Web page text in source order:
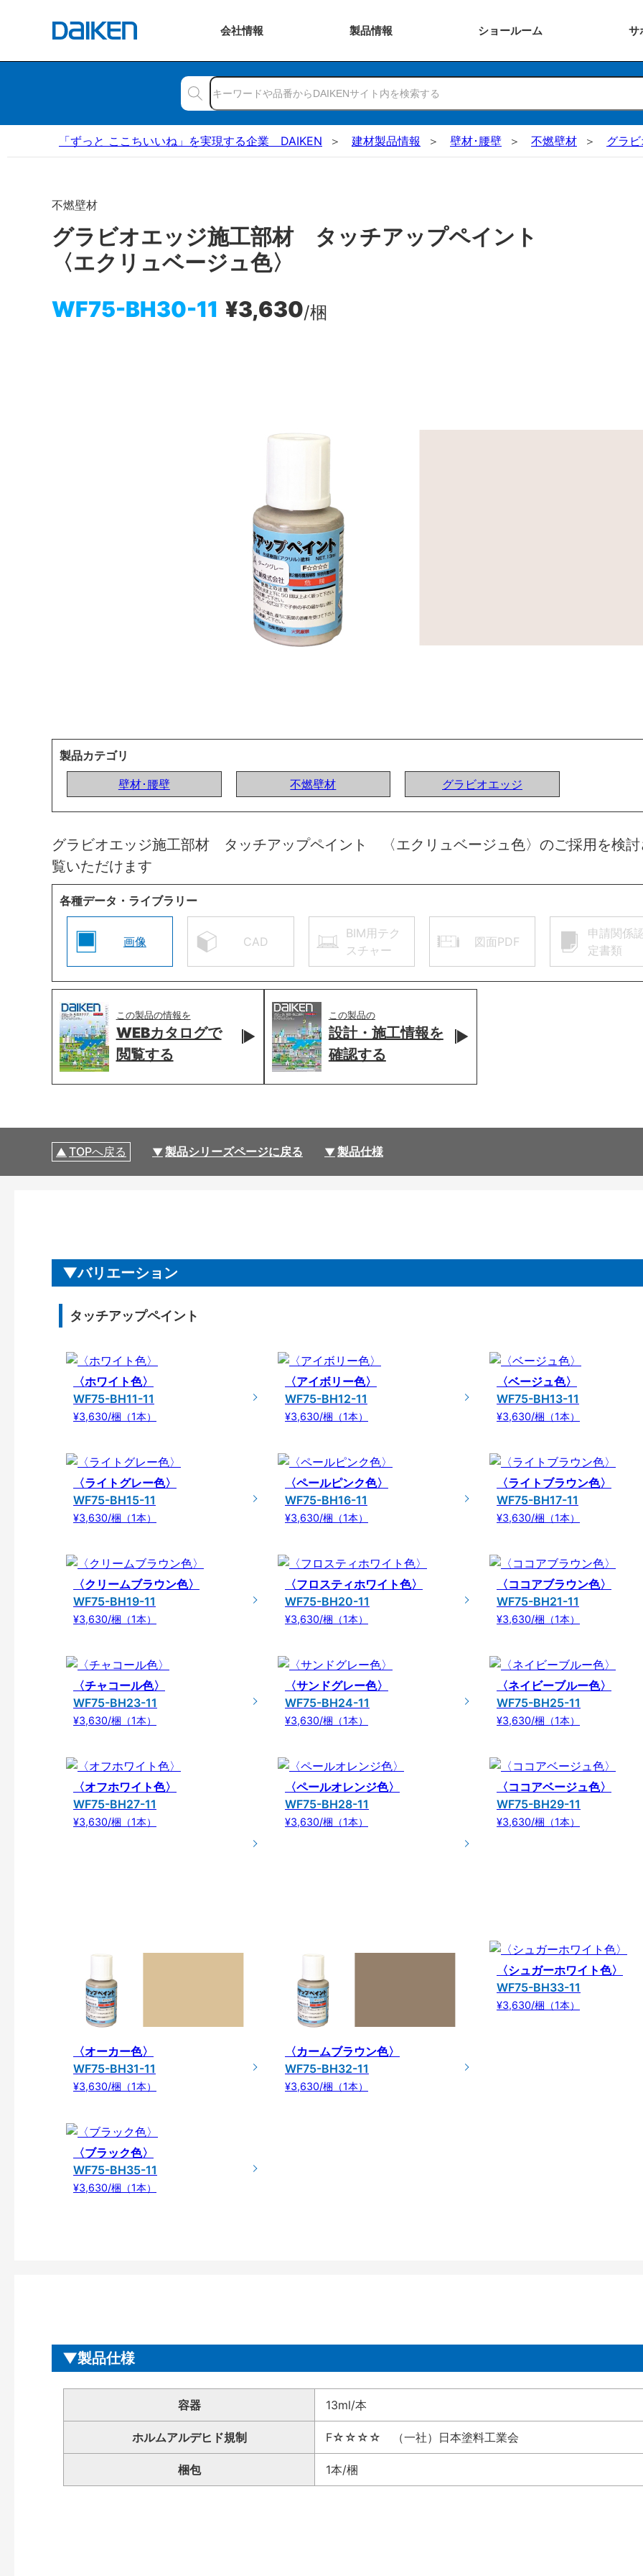
会社情報 製品情報 ショールーム サ
「ずっと ここちいいね」を実現する企業 DAIKEN 建材製品情報 壁材･腰壁 不燃壁材 グラ
不燃壁材
グラビオエッジ施工部材 タッチアップペイント
〈エクリュベージュ色〉
WF75-BH30-11 ¥3,630/梱
製品カテゴリ
壁材･腰壁
不燃壁材 グラビオエッジ
グラビオエッジ施工部材 タッチアップペイント 〈エクリュベージュ色〉のご採用を検
覧いただけます
各種データ・ライブラリー
画像 CAD
BIM用テク
スチャー
図面PDF
申請関係
定書類
この製品の情報を
WEBカタログで
閲覧する
この製品の
設計・施工情報を
確認する
TOPへ戻る 製品シリーズページに戻る 製品仕様
バリエーション
タッチアップペイント
〈ホワイト色〉
WF75-BH11-11
¥3,630/梱（1本）
〈アイボリー色〉
WF75-BH12-11
¥3,630/梱（1本）
〈ベージュ色〉
WF75-BH13-11
¥3,630/梱（1本）
〈ライトグレー色〉
WF75-BH15-11
¥3,630/梱（1本）
〈ペールピンク色〉
WF75-BH16-11
¥3,630/梱（1本）
〈ライトブラウン色〉
WF75-BH17-11
¥3,630/梱（1本）
〈クリームブラウン色〉
WF75-BH19-11
¥3,630/梱（1本）
〈フロスティホワイト色〉
WF75-BH20-11
¥3,630/梱（1本）
〈ココアブラウン色〉
WF75-BH21-11
¥3,630/梱（1本）
〈チャコール色〉
WF75-BH23-11
¥3,630/梱（1本）
〈サンドグレー色〉
WF75-BH24-11
¥3,630/梱（1本）
〈ネイビーブルー色〉
WF75-BH25-11
¥3,630/梱（1本）
〈オフホワイト色〉
WF75-BH27-11
¥3,630/梱（1本）
〈ペールオレンジ色〉
WF75-BH28-11
¥3,630/梱（1本）
〈ココアベージュ色〉
WF75-BH29-11
¥3,630/梱（1本）
〈オーカー色〉
WF75-BH31-11
¥3,630/梱（1本）
〈カームブラウン色〉
WF75-BH32-11
¥3,630/梱（1本）
〈シュガーホワイト色〉
WF75-BH33-11
¥3,630/梱（1本）
〈ブラック色〉
WF75-BH35-11
¥3,630/梱（1本）
製品仕様
容器 13ml/本
ホルムアルデヒド規制 F☆☆☆☆ （一社）日本塗料工業会
梱包 1本/梱